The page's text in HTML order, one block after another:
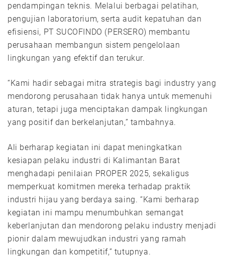
pendampingan teknis. Melalui berbagai pelatihan,
pengujian laboratorium, serta audit kepatuhan dan
efisiensi, PT SUCOFINDO (PERSERO) membantu
perusahaan membangun sistem pengelolaan
lingkungan yang efektif dan terukur.
“Kami hadir sebagai mitra strategis bagi industry yang
mendorong perusahaan tidak hanya untuk memenuhi
aturan, tetapi juga menciptakan dampak lingkungan
yang positif dan berkelanjutan,” tambahnya.
Ali berharap kegiatan ini dapat meningkatkan
kesiapan pelaku industri di Kalimantan Barat
menghadapi penilaian PROPER 2025, sekaligus
memperkuat komitmen mereka terhadap praktik
industri hijau yang berdaya saing. “Kami berharap
kegiatan ini mampu menumbuhkan semangat
keberlanjutan dan mendorong pelaku industry menjadi
pionir dalam mewujudkan industri yang ramah
lingkungan dan kompetitif,” tutupnya.